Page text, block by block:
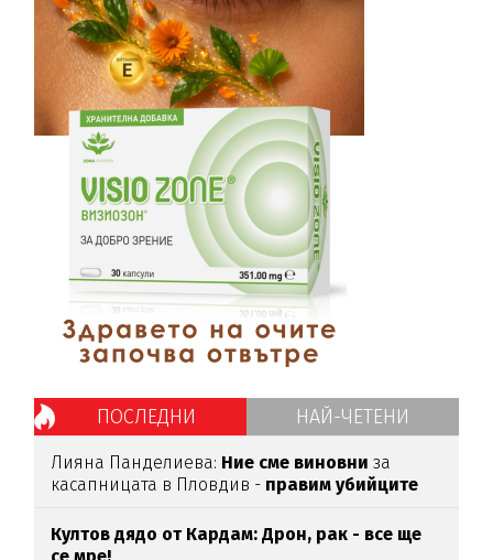
ПОСЛЕДНИ НАЙ-ЧЕТЕНИ
Лияна Панделиева: Ние сме виновниза
касапницата в Пловдив - правим убийците
Култов дядо от Кардам: Дрон, рак - все ще